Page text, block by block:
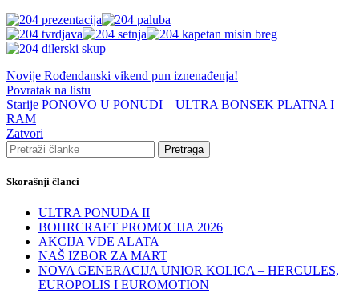
Novije Rođendanski vikend pun iznenađenja!
Povratak na listu
Starije PONOVO U PONUDI – ULTRA BONSEK PLATNA I
RAM
Zatvori
Pretraga
Skorašnji članci
ULTRA PONUDA II
BOHRCRAFT PROMOCIJA 2026
AKCIJA VDE ALATA
NAŠ IZBOR ZA MART
NOVA GENERACIJA UNIOR KOLICA – HERCULES,
EUROPOLIS I EUROMOTION